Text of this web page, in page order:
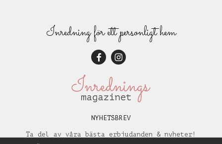
Inredning för ett personligt hem
NYHETSBREV
Ta del av våra bästa erbjudanden & nyheter!